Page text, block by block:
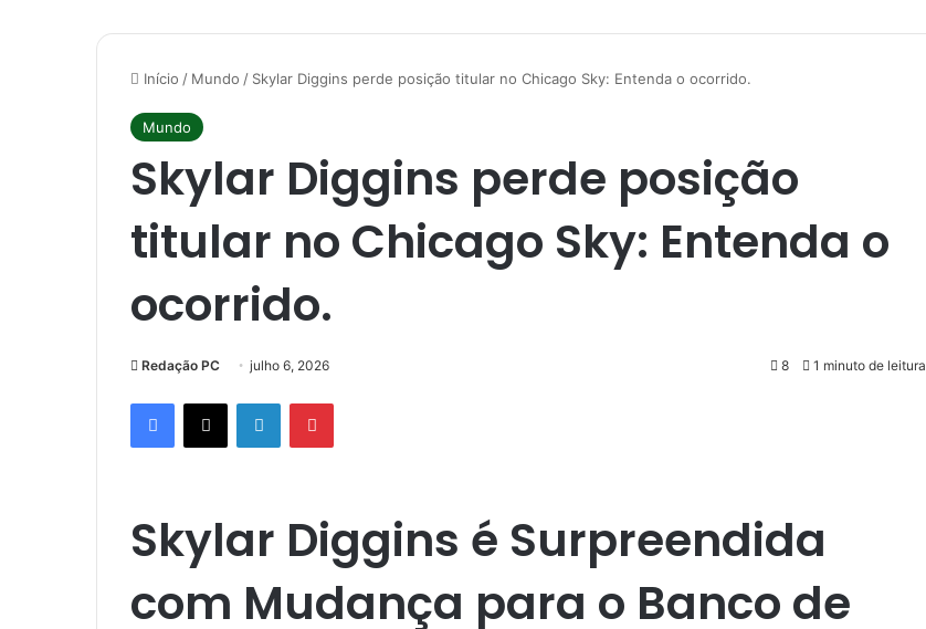
Início / Mundo / Skylar Diggins perde posição titular no Chicago Sky: Entenda o ocorrido.
Mundo
Skylar Diggins perde posição
titular no Chicago Sky: Entenda o
ocorrido.
Redação PC julho 6, 2026 8 1 minuto de leitura
Facebook
X LinkedinPinterest
Skylar Diggins é Surpreendida
com Mudança para o Banco de